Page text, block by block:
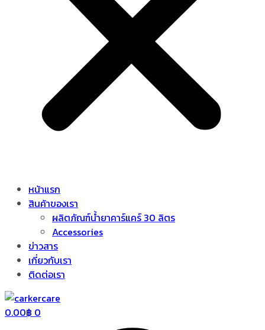
หน้าแรก
สินค้าของเรา
ผลิตภัณฑ์น้ำยาคาร์แคร์ 30 ลิตร
Accessories
ข่าวสาร
เกี่ยวกับเรา
ติดต่อเรา
0.00฿ 0